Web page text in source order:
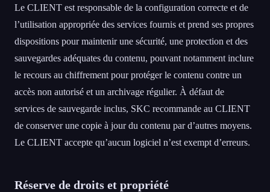
Le CLIENT est responsable de la configuration correcte et de
l’utilisation appropriée des services fournis et prend ses propres
dispositions pour maintenir une sécurité, une protection et des
sauvegardes adéquates du contenu, pouvant notamment inclure
le recours au chiffrement pour protéger le contenu contre un
accès non autorisé et un archivage régulier. À défaut de
services de sauvegarde inclus, SKC recommande au CLIENT
de conserver une copie à jour du contenu par d’autres moyens.
Le CLIENT accepte qu’aucun logiciel n’est exempt d’erreurs.
Réserve de droits et propriété